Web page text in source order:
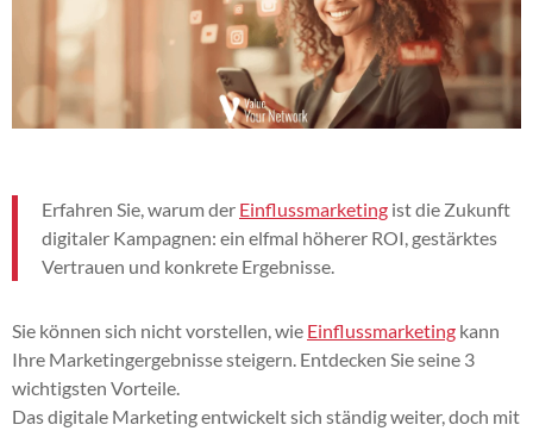
Erfahren Sie, warum der Einflussmarketing ist die Zukunft
digitaler Kampagnen: ein elfmal höherer ROI, gestärktes
Vertrauen und konkrete Ergebnisse.
Sie können sich nicht vorstellen, wie Einflussmarketing kann
Ihre Marketingergebnisse steigern. Entdecken Sie seine 3
wichtigsten Vorteile.
Das digitale Marketing entwickelt sich ständig weiter, doch mit